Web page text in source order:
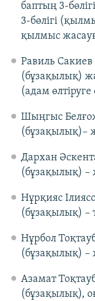
баптың 3-
3-бөлігі
қылмыс
Равиль Сакиев
(бұзақылық)
(адам
Шыңгыс
(бұзақылық)–
Дархан
(бұзақылық) –
Нұрқияс
(бұзақылық) –
Нұрбол
(бұзақылық) –
Азамат
(бұзақылық),